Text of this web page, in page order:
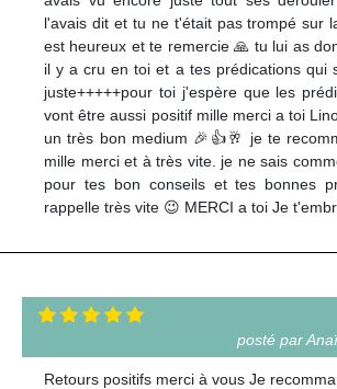
l'avais dit et tu ne t'était pas trompé sur
est heureux et te remercie 🙏 tu lui as
il y a cru en toi et a tes prédications qui
juste+++++pour toi j'espère que les
vont être aussi positif mille merci a toi
un très bon medium 🎉👍🥂 je te
mille merci et à très vite. je ne sais
pour tes bon conseils et tes bonnes
rappelle très vite 😉 MERCI a toi Je
posté par
Retours positifs merci à vous Je